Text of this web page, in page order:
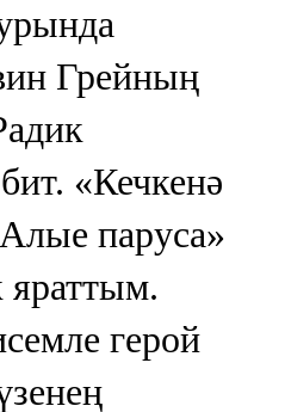
Грейның
«Кечкенә
паруса»
яраттым.
герой